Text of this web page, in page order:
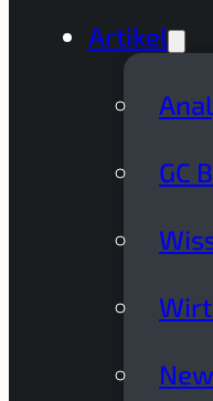
Artikel
GC